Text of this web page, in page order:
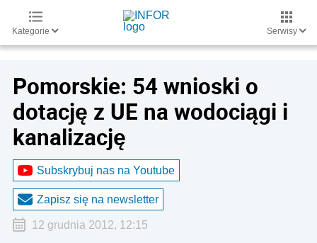
Kategorie Serwisy
Pomorskie: 54 wnioski o
dotację z UE na wodociągi i
kanalizację
Subskrybuj nas na Youtube
Zapisz się na newsletter
12 grudnia 2012, 12:15